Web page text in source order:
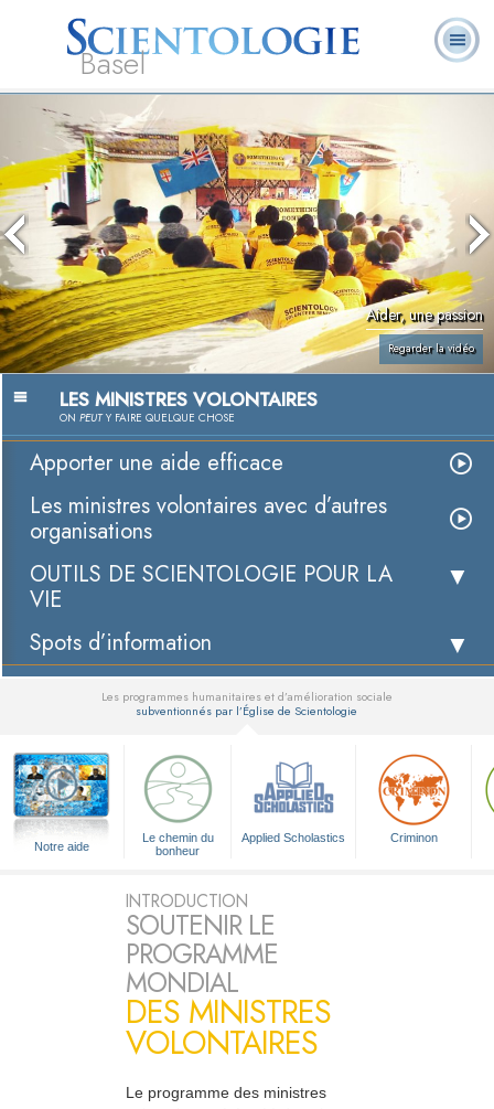
Basel
notre
L. Ron Hubbard
Scientologie ?
Aider, une passion
Regarder la vidéo
LES MINISTRES VOLONTAIRES
ON PEUTY FAIRE QUELQUE CHOSE
Apporter une aide efficace
Les ministres volontaires avec d’autres
organisations
OUTILS DE SCIENTOLOGIE POUR LA
VIE
Spots d’information
Les programmes humanitaires et d’amélioration sociale
subventionnés par l’Église de Scientologie
Notre aide
Le chemin du
bonheur
Applied Scholastics Criminon
INTRODUCTION
SOUTENIR LE
PROGRAMME
MONDIAL
DES MINISTRES
VOLONTAIRES
Le programme des ministres